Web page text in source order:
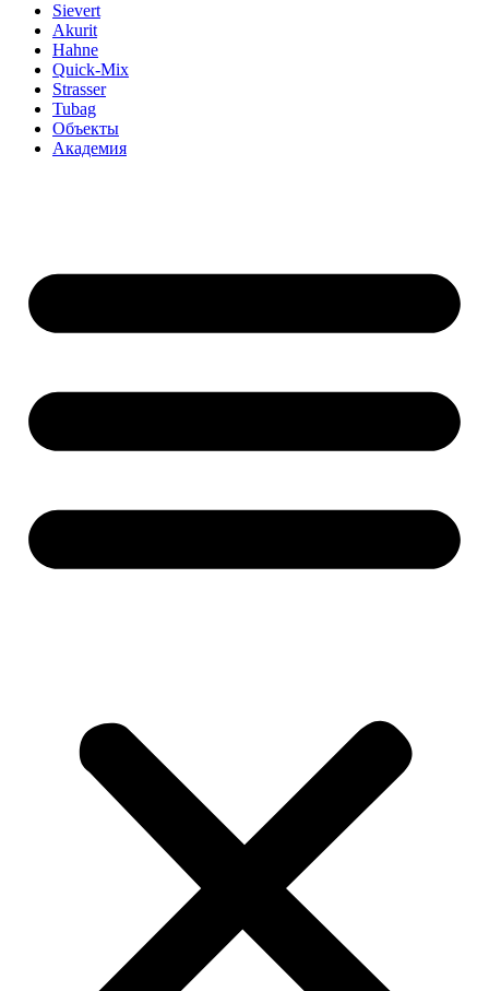
Sievert
Akurit
Hahne
Quick-Mix
Strasser
Tubag
Объекты
Академия